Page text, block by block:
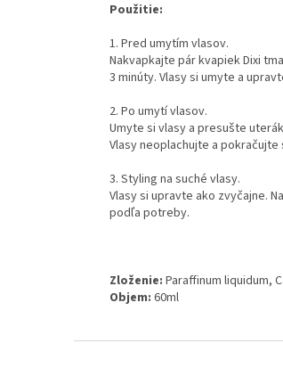
Použitie:
1. Pred umytím vlasov.
Nakvapkajte pár kvapiek Dixi
3 minúty. Vlasy si umyte a
2. Po umytí vlasov.
Umyte si vlasy a presušte
Vlasy neoplachujte a pokračujte
3. Styling na suché vlasy.
Vlasy si upravte ako zvyčajne.
podľa potreby.
Zloženie: Paraffinum liquidum,
Objem: 60ml